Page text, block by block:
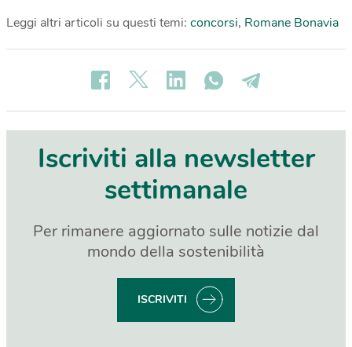
Leggi altri articoli su questi temi: concorsi, Romane Bonavia
Iscriviti alla newsletter
settimanale
Per rimanere aggiornato sulle notizie dal
mondo della sostenibilità
ISCRIVITI